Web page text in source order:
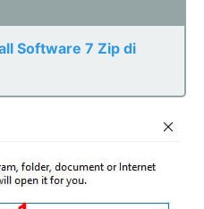
Software 7 Zip di